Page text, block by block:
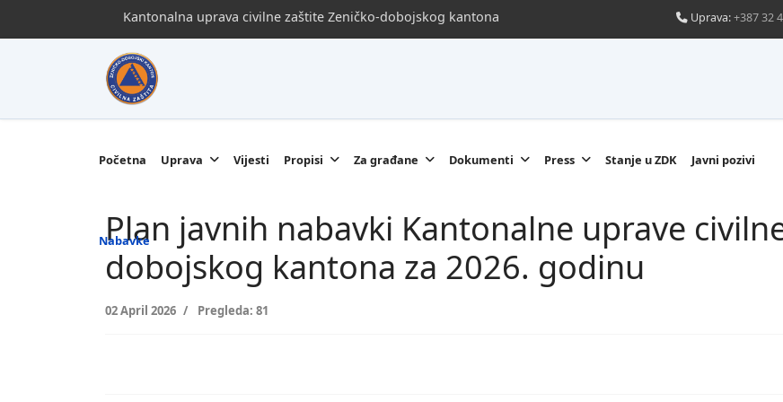
Kantonalna uprava civilne zaštite Zeničko-dobojskog kantona Uprava:+387 32
Početna Uprava Vijesti Propisi Za građane Dokumenti Press Stanje u ZDK Javni pozivi
Nabavke
Plan javnih nabavki Kantonalne uprave
dobojskog kantona za 2026. godinu
02 April 2026 Pregleda: 81